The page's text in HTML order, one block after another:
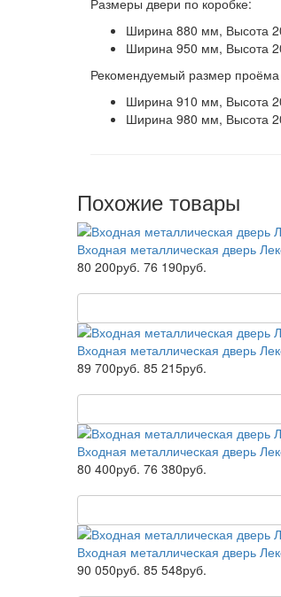
Размеры двери по коробке:
Ширина 880 мм, Высота
Ширина 950 мм, Высота
Рекомендуемый размер проёма
Ширина 910 мм, Высота
Ширина 980 мм, Высота
Похожие товары
Входная металлическая дверь
80 200руб. 76 190руб.
Входная металлическая дверь
89 700руб. 85 215руб.
Входная металлическая дверь
80 400руб. 76 380руб.
Входная металлическая дверь
90 050руб. 85 548руб.